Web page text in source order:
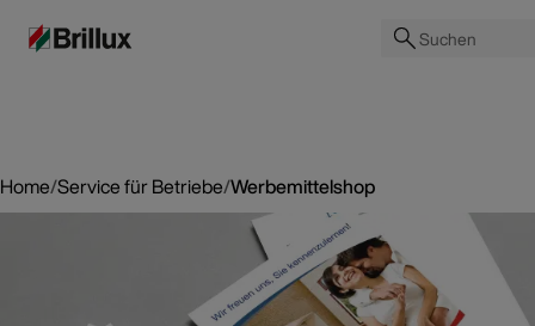
Suchen
Home/Service für Betriebe/Werbemittelshop